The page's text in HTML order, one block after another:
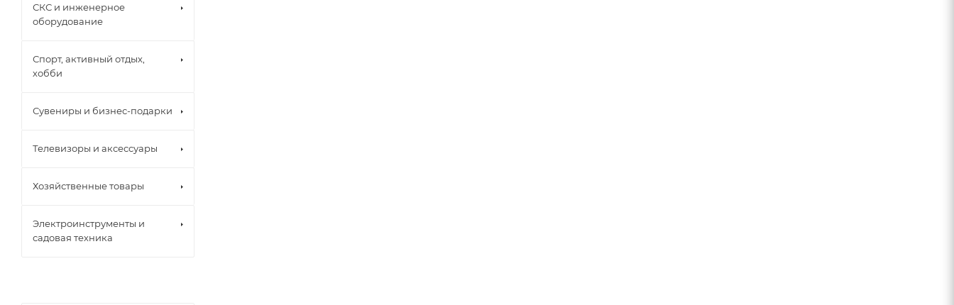
СКС и инженерное
оборудование
Спорт, активный отдых,
хобби
Сувениры и бизнес-подарки
Телевизоры и аксессуары
Хозяйственные товары
Электроинструменты и
садовая техника